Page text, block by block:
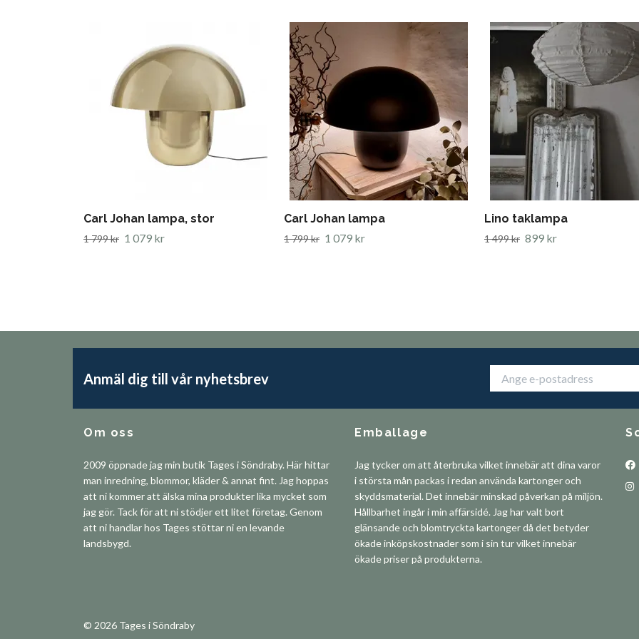
Carl Johan lampa, stor
1 799 kr 1 079 kr
Carl Johan lampa
1 799 kr 1 079 kr
Lino taklampa
1 499 kr 899 kr
Anmäl dig till vår nyhetsbrev
Om oss
2009 öppnade jag min butik Tages i Söndraby. Här hittar
man inredning, blommor, kläder & annat fint. Jag hoppas
att ni kommer att älska mina produkter lika mycket som
jag gör. Tack för att ni stödjer ett litet företag. Genom
att ni handlar hos Tages stöttar ni en levande
landsbygd.
Emballage
Jag tycker om att återbruka vilket innebär att dina varor
i största mån packas i redan använda kartonger och
skyddsmaterial. Det innebär minskad påverkan på miljön.
Hållbarhet ingår i min affärsidé. Jag har valt bort
glänsande och blomtryckta kartonger då det betyder
ökade inköpskostnader som i sin tur vilket innebär
ökade priser på produkterna.
© 2026 Tages i Söndraby